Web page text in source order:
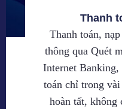
Thanh
Thanh toán,
thông qua Quét
Internet Banking,
toán chỉ trong
hoàn tất, không